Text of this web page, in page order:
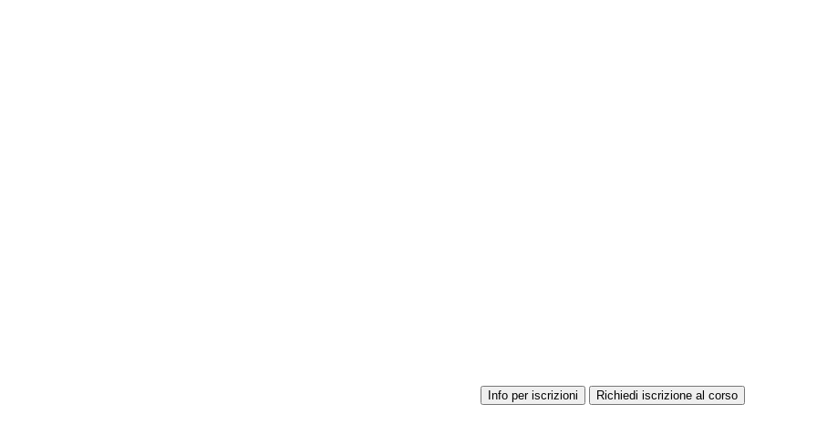
Info per iscrizioni Richiedi iscrizione al corso